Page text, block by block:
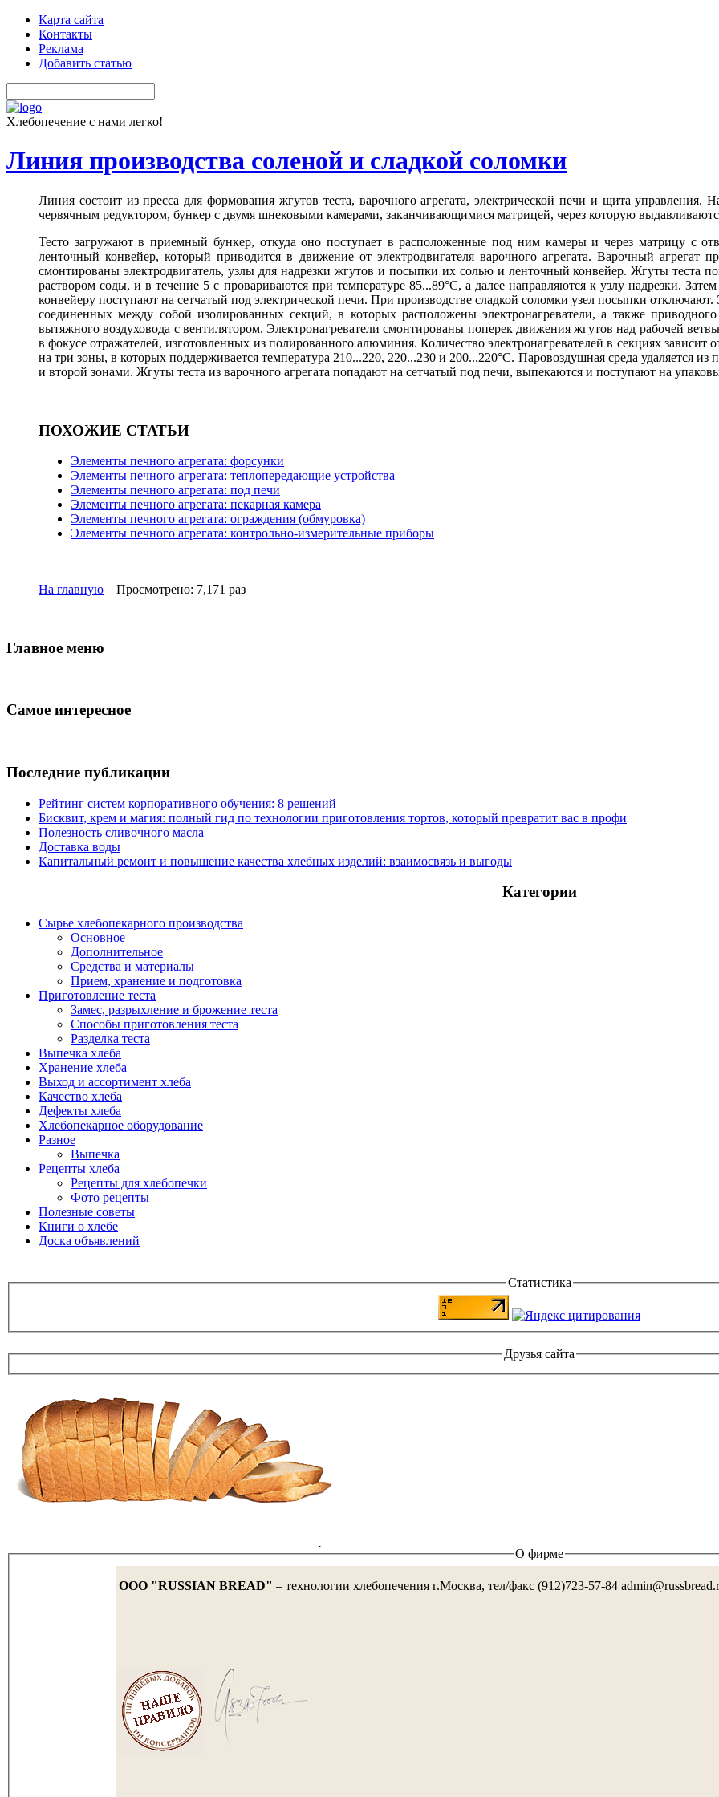
Карта сайта
Контакты
Реклама
Добавить статью
Хлебопечение с нами легко!
Линия производства соленой и сладкой соломки
Линия состоит из пресса для формования жгутов теста, варочного агрегата, электрической печи и щита управления.
червячным редуктором, бункер с двумя шнековыми камерами, заканчивающимися матрицей, через которую
Тесто загружают в приемный бункер, откуда оно поступает в расположенные под ним камеры и через матрицу с
ленточный конвейер, который приводится в движение от электродвигателя варочного агрегата. Варочный агрегат
смонтированы электродвигатель, узлы для надрезки жгутов и посыпки их солью и ленточный конвейер. Жгуты теста
раствором соды, и в течение 5 с провариваются при температуре 85...89°С, а далее направляются к узлу надрезки.
конвейеру поступают на сетчатый под электрической печи. При производстве сладкой соломки узел посыпки
соединенных между собой изолированных секций, в которых расположены электронагреватели, а также
вытяжного воздуховода с вентилятором. Электронагреватели смонтированы поперек движения жгутов над рабочей
в фокусе отражателей, изготовленных из полированного алюминия. Количество электронагревателей в секциях зависит
на три зоны, в которых поддерживается температура 210...220, 220...230 и 200...220°С. Паровоздушная среда удаляется
и второй зонами. Жгуты теста из варочного агрегата попадают на сетчатый под печи, выпекаются и поступают на
ПОХОЖИЕ СТАТЬИ
Элементы печного агрегата: форсунки
Элементы печного агрегата: теплопередающие устройства
Элементы печного агрегата: под печи
Элементы печного агрегата: пекарная камера
Элементы печного агрегата: ограждения (обмуровка)
Элементы печного агрегата: контрольно-измерительные приборы
На главную Просмотрено: 7,171 раз
Главное меню
Самое интересное
Последние публикации
Рейтинг систем корпоративного обучения: 8 решений
Бисквит, крем и магия: полный гид по технологии приготовления тортов, который превратит вас в профи
Полезность сливочного масла
Доставка воды
Капитальный ремонт и повышение качества хлебных изделий: взаимосвязь и выгоды
Категории
Сырье хлебопекарного производства
Основное
Дополнительное
Средства и материалы
Прием, хранение и подготовка
Приготовление теста
Замес, разрыхление и брожение теста
Способы приготовления теста
Разделка теста
Выпечка хлеба
Хранение хлеба
Выход и ассортимент хлеба
Качество хлеба
Дефекты хлеба
Хлебопекарное оборудование
Разное
Выпечка
Рецепты хлеба
Рецепты для хлебопечки
Фото рецепты
Полезные советы
Книги о хлебе
Доска объявлений
Статистика
Друзья сайта
О фирме
OOO "RUSSIAN BREAD" – технологии хлебопечения г.Москва, тел/факс (912)723-57-84